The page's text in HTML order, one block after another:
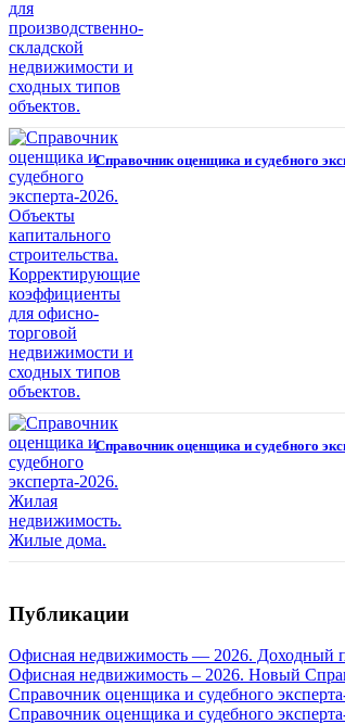
Справочник оценщика и судебного
Справочник оценщика и судебного
Публикации
Офисная недвижимость — 2026. Доходный
Офисная недвижимость – 2026. Новый
Справочник оценщика и судебного
Справочник оценщика и судебного